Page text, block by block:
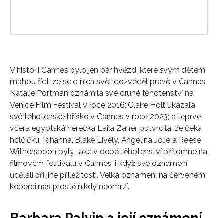
V historii Cannes bylo jen pár hvězd, které svým dětem
mohou říct, že se o nich svět dozvěděl právě v Cannes.
Natalie Portman oznámila své druhé těhotenství na
Venice Film Festival v roce 2016; Claire Holt ukázala
své těhotenské bříško v Cannes v roce 2023; a teprve
včera egyptská herečka Laila Zaher potvrdila, že čeká
holčičku. Rihanna, Blake Lively, Angelina Jolie a Reese
Witherspoon byly také v době těhotenství přítomné na
filmovém festivalu v Cannes, i když své oznámení
udělali při jiné přiležitosti. Velká oznámení na červeném
koberci nás prostě nikdy neomrzí.